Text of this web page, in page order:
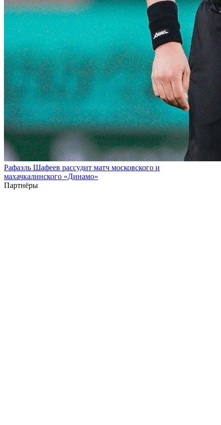
Рафаэль Шафеев рассудит матч московского и
махачкалинского «Динамо»
Партнёры